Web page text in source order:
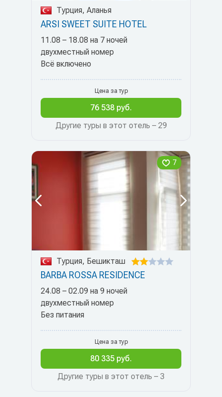
Турция, Аланья
ARSI SWEET SUITE HOTEL
11.08 – 18.08 на 7 ночей
двухместный номер
Всё включено
Другие туры в этот отель – 29
Цена за тур
76 538 руб.
7
Турция, Бешикташ
BARBA ROSSA RESIDENCE
24.08 – 02.09 на 9 ночей
двухместный номер
Без питания
Другие туры в этот отель – 3
Цена за тур
80 335 руб.